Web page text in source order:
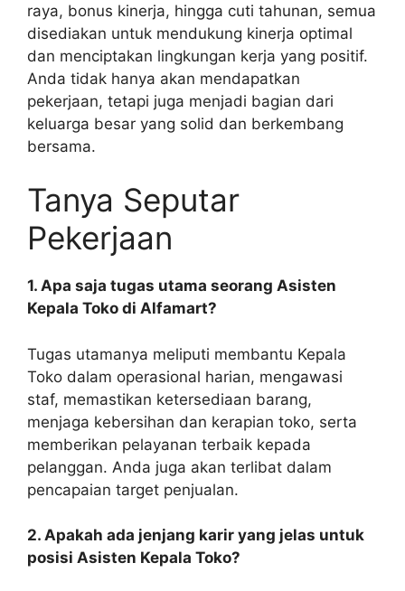
raya, bonus kinerja, hingga cuti tahunan, semua
disediakan untuk mendukung kinerja optimal
dan menciptakan lingkungan kerja yang positif.
Anda tidak hanya akan mendapatkan
pekerjaan, tetapi juga menjadi bagian dari
keluarga besar yang solid dan berkembang
bersama.
Tanya Seputar
Pekerjaan
1. Apa saja tugas utama seorang Asisten
Kepala Toko di Alfamart?
Tugas utamanya meliputi membantu Kepala
Toko dalam operasional harian, mengawasi
staf, memastikan ketersediaan barang,
menjaga kebersihan dan kerapian toko, serta
memberikan pelayanan terbaik kepada
pelanggan. Anda juga akan terlibat dalam
pencapaian target penjualan.
2. Apakah ada jenjang karir yang jelas untuk
posisi Asisten Kepala Toko?